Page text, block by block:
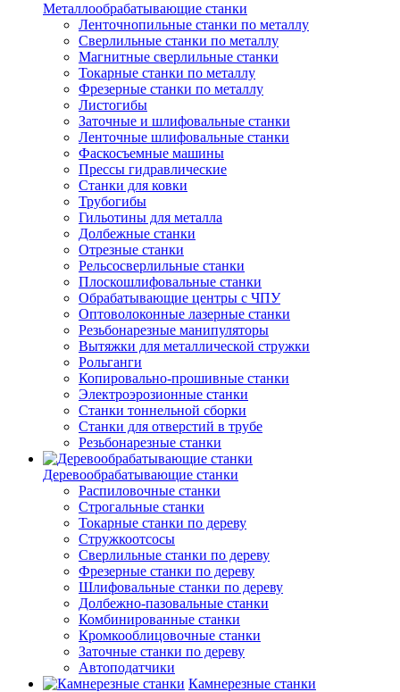
Металлообрабатывающие станки
Ленточнопильные станки по металлу
Сверлильные станки по металлу
Магнитные сверлильные станки
Токарные станки по металлу
Фрезерные станки по металлу
Листогибы
Заточные и шлифовальные станки
Ленточные шлифовальные станки
Фаскосъемные машины
Прессы гидравлические
Станки для ковки
Трубогибы
Гильотины для металла
Долбежные станки
Отрезные станки
Рельсосверлильные станки
Плоскошлифовальные станки
Обрабатывающие центры с ЧПУ
Оптоволоконные лазерные станки
Резьбонарезные манипуляторы
Вытяжки для металлической стружки
Рольганги
Копировально-прошивные станки
Электроэрозионные станки
Станки тоннельной сборки
Станки для отверстий в трубе
Резьбонарезные станки
Деревообрабатывающие станки
Распиловочные станки
Строгальные станки
Токарные станки по дереву
Стружкоотсосы
Сверлильные станки по дереву
Фрезерные станки по дереву
Шлифовальные станки по дереву
Долбежно-пазовальные станки
Комбинированные станки
Кромкооблицовочные станки
Заточные станки по дереву
Автоподатчики
Камнерезные станки